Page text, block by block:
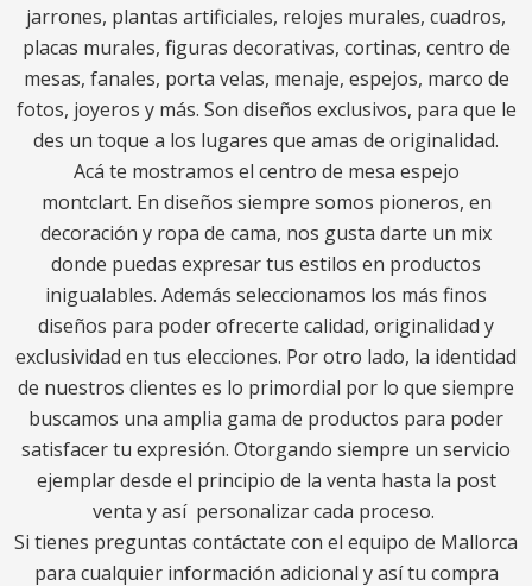
jarrones, plantas artificiales, relojes murales, cuadros,
placas murales, figuras decorativas, cortinas, centro de
mesas, fanales, porta velas, menaje, espejos, marco de
fotos, joyeros y más. Son diseños exclusivos, para que le
des un toque a los lugares que amas de originalidad.
Acá te mostramos el centro de mesa espejo
montclart. En diseños siempre somos pioneros, en
decoración y ropa de cama, nos gusta darte un mix
donde puedas expresar tus estilos en productos
inigualables. Además seleccionamos los más finos
diseños para poder ofrecerte calidad, originalidad y
exclusividad en tus elecciones. Por otro lado, la identidad
de nuestros clientes es lo primordial por lo que siempre
buscamos una amplia gama de productos para poder
satisfacer tu expresión. Otorgando siempre un servicio
ejemplar desde el principio de la venta hasta la post
venta y así personalizar cada proceso.
Si tienes preguntas contáctate con el equipo de Mallorca
para cualquier información adicional y así tu compra